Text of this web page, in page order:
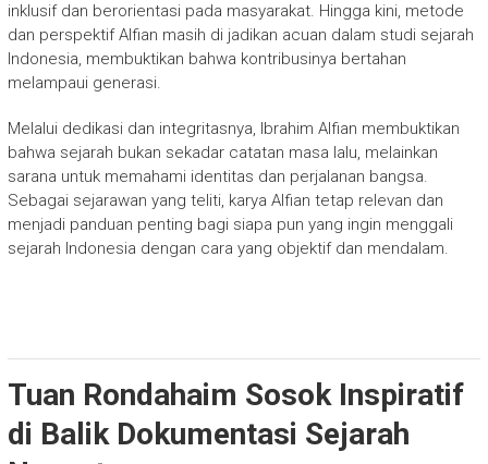
inklusif dan berorientasi pada masyarakat. Hingga kini, metode
dan perspektif Alfian masih di jadikan acuan dalam studi sejarah
Indonesia, membuktikan bahwa kontribusinya bertahan
melampaui generasi.
Melalui dedikasi dan integritasnya, Ibrahim Alfian membuktikan
bahwa sejarah bukan sekadar catatan masa lalu, melainkan
sarana untuk memahami identitas dan perjalanan bangsa.
Sebagai sejarawan yang teliti, karya Alfian tetap relevan dan
menjadi panduan penting bagi siapa pun yang ingin menggali
sejarah Indonesia dengan cara yang objektif dan mendalam.
Tuan Rondahaim Sosok Inspiratif
di Balik Dokumentasi Sejarah